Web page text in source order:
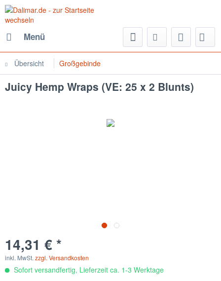
Menü
Übersicht Großgebinde
Juicy Hemp Wraps (VE: 25 x 2 Blunts)
14,31 € *
inkl. MwSt. zzgl. Versandkosten
Sofort versandfertig, Lieferzeit ca. 1-3 Werktage